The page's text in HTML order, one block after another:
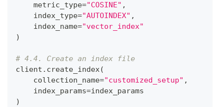
    metric_type
="COSINE" ,
    index_type
="AUTOINDEX" ,
    index_name
="vector_index"
)
# 4.4. Create an index file
client . create_index(
    collection_name
="customized_setup" ,
    index_params
=index_params
)